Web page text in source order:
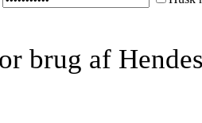
brug af